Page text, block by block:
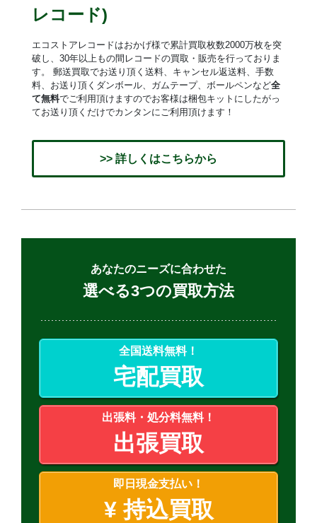
レコード)
エコストアレコードはおかげ様で累計買取枚数2000万枚を突
破し、30年以上もの間レコードの買取・販売を行っておりま
す。 郵送買取でお送り頂く送料、キャンセル返送料、手数
料、お送り頂くダンボール、ガムテープ、ボールペンなど全
て無料でご利用頂けますのでお客様は梱包キットにしたがっ
てお送り頂くだけでカンタンにご利用頂けます！
>> 詳しくはこちらから
あなたのニーズに合わせた
選べる3つの買取方法
全国送料無料！
宅配買取
出張料・処分料無料！
出張買取
即日現金支払い！
¥持込買取